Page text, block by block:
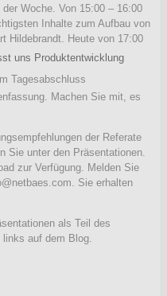
Woche. Von 15:00 – 16:00
Inhalte zum Aufbau von
Hildebrandt. Heute von 17:00
uns Produktentwicklung
Tagesabschluss
Machen Sie mit, es
der Referate
Sie unter den Präsentationen.
zur Verfügung. Melden Sie
Sie erhalten
als Teil des
auf dem Blog.